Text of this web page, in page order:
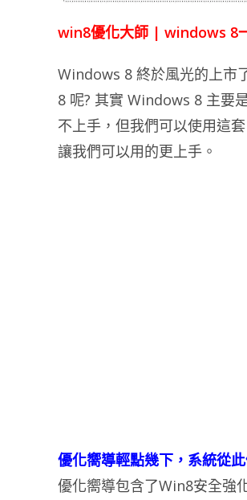
win8優化大師 | windows 8
Windows 8 終於風光的上市
8 呢? 其實 Windows 8 主要
不上手，但我們可以使用這
讓我們可以用的更上手。
優化嚮導輕點幾下，系統從
優化嚮導包含了Win8安全強